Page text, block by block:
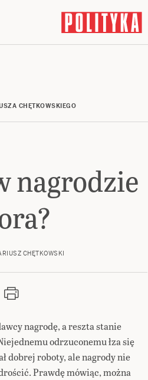
CHĘTKOWSKIEGO
nagrodzie
CHĘTKOWSKI
nagrodę, a reszta stanie
odrzuconemu łza się
dobrej roboty, ale nagrody nie
Prawdę mówiąc, można